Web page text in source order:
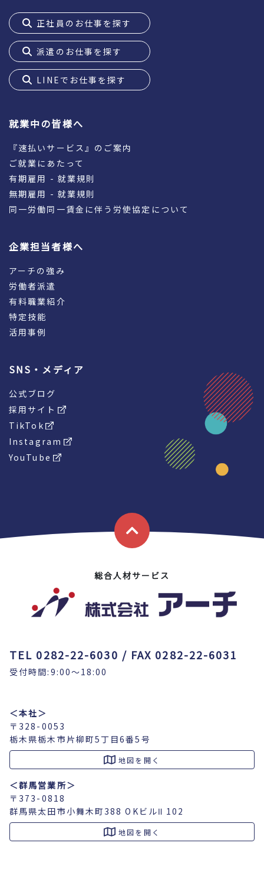
正社員のお仕事を探す
派遣のお仕事を探す
LINEでお仕事を探す
就業中の皆様へ
『速払いサービス』のご案内
ご就業にあたって
有期雇用 - 就業規則
無期雇用 - 就業規則
同一労働同一賃金に伴う労使協定について
企業担当者様へ
アーチの強み
労働者派遣
有料職業紹介
特定技能
活用事例
SNS・メディア
公式ブログ
採用サイト
TikTok
Instagram
YouTube
総合人材サービス
TEL 0282-22-6030 / FAX 0282-22-6031
受付時間:9:00～18:00
＜本社＞
〒328-0053
栃木県栃木市片柳町5丁目6番5号
地図を開く
＜群馬営業所＞
〒373-0818
群馬県太田市小舞木町388 OKビルⅡ 102
地図を開く